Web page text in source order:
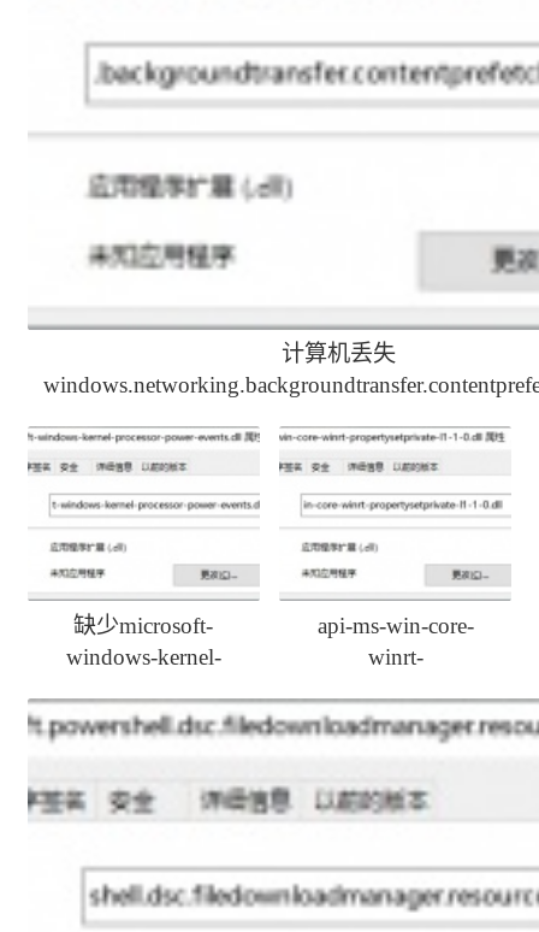
计算机丢失
缺少microsoft-
windows-kernel-
events.dll如何修复
api-ms-win-core-
winrt-
1-0.dll丢失一键修复